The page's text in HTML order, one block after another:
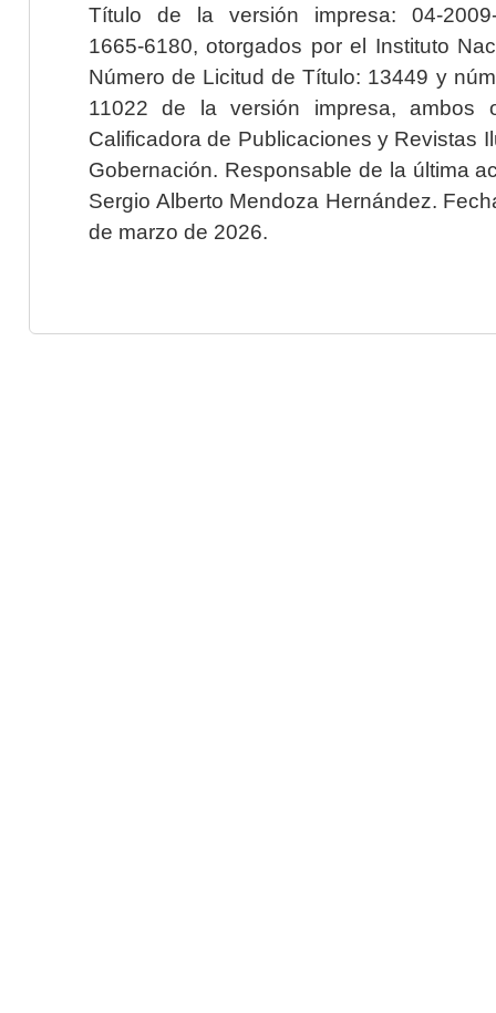
Título de la versión impresa: 04-2009-
1665-6180, otorgados por el Instituto
Número de Licitud de Título: 13449 y
11022 de la versión impresa, ambos
Calificadora de Publicaciones y Revistas
Gobernación. Responsable de la última
Sergio Alberto Mendoza Hernández.
de marzo de 2026.